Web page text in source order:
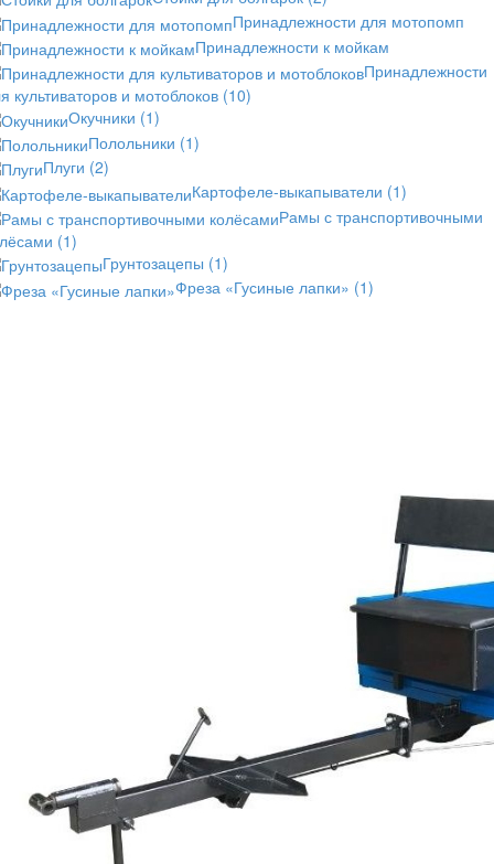
Принадлежности для мотопомп
Принадлежности к мойкам
Принадлежности
культиваторов и мотоблоков (10)
Окучники (1)
Полольники (1)
Плуги (2)
Картофеле-выкапыватели (1)
Рамы с транспортивочными
(1)
Грунтозацепы (1)
Фреза «Гусиные лапки» (1)